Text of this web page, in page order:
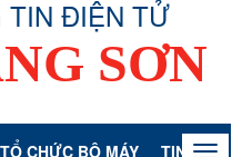
TIN ĐIỆN TỬ
SƠN
TỔ CHỨC BỘ MÁY TIN TỨC -